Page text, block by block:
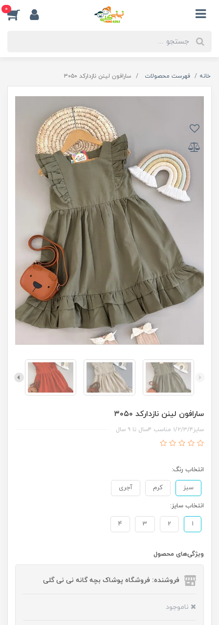
0
خانه فهرست محصولات سارافون لینن نازدارکد ۳۰۵۰
سارافون لینن نازدارکد ۳۰۵۰
سایز۱/۲/۳/۴ مناسب ۴سال تا ۹ سال
انتخاب رنگ:
سبز کرم آجری
انتخاب سایز:
1
2
3
4
ویژگی‌های محصول
فروشنده: فروشگاه پوشاک بچه گانه نی نی گلی
ناموجود